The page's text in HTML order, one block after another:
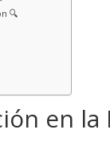
🔍
en